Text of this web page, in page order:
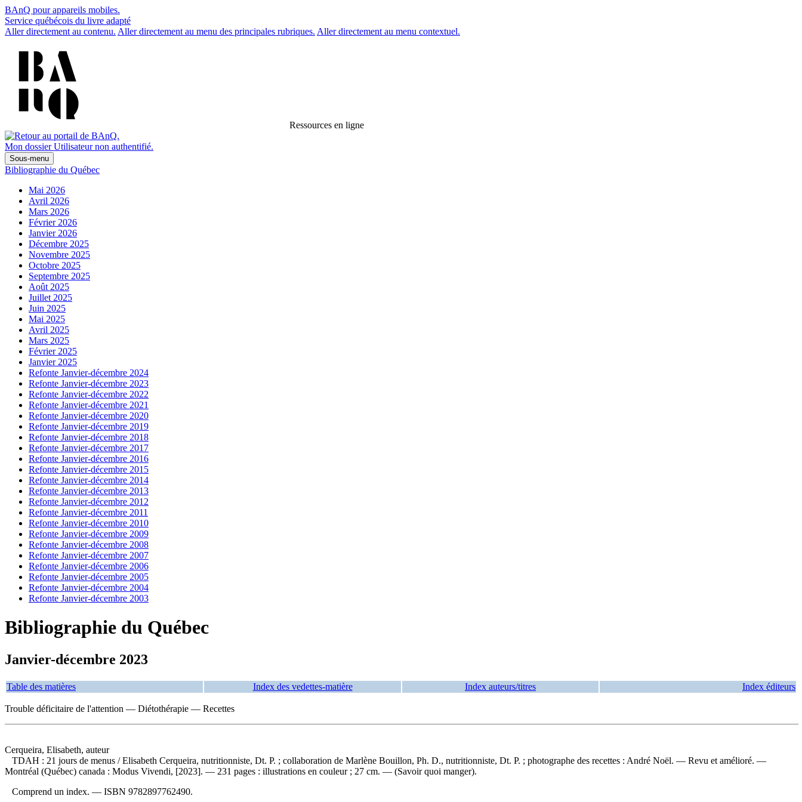
BAnQ pour appareils mobiles.
Service québécois du livre adapté
Aller directement au contenu. Aller directement au menu des principales rubriques. Aller directement au menu contextuel.
Ressources en ligne
Mon dossier Utilisateur non authentifié.
Sous-menu
Bibliographie du Québec
Mai 2026
Avril 2026
Mars 2026
Février 2026
Janvier 2026
Décembre 2025
Novembre 2025
Octobre 2025
Septembre 2025
Août 2025
Juillet 2025
Juin 2025
Mai 2025
Avril 2025
Mars 2025
Février 2025
Janvier 2025
Refonte Janvier-décembre 2024
Refonte Janvier-décembre 2023
Refonte Janvier-décembre 2022
Refonte Janvier-décembre 2021
Refonte Janvier-décembre 2020
Refonte Janvier-décembre 2019
Refonte Janvier-décembre 2018
Refonte Janvier-décembre 2017
Refonte Janvier-décembre 2016
Refonte Janvier-décembre 2015
Refonte Janvier-décembre 2014
Refonte Janvier-décembre 2013
Refonte Janvier-décembre 2012
Refonte Janvier-décembre 2011
Refonte Janvier-décembre 2010
Refonte Janvier-décembre 2009
Refonte Janvier-décembre 2008
Refonte Janvier-décembre 2007
Refonte Janvier-décembre 2006
Refonte Janvier-décembre 2005
Refonte Janvier-décembre 2004
Refonte Janvier-décembre 2003
Bibliographie du Québec
Janvier-décembre 2023
Table des matières Index des vedettes-matière Index auteurs/titres Index éditeurs
Trouble déficitaire de l'attention — Diétothérapie — Recettes
Cerqueira, Elisabeth, auteur
TDAH : 21 jours de menus / Elisabeth Cerqueira, nutritionniste, Dt. P. ; collaboration de Marlène Bouillon, Ph. D., nutritionniste, Dt. P. ; photographe des recettes : André Noël. — Revu et amélioré. —
Montréal (Québec) canada : Modus Vivendi, [2023]. — 231 pages : illustrations en couleur ; 27 cm. — (Savoir quoi manger).
Comprend un index. — ISBN 9782897762490.